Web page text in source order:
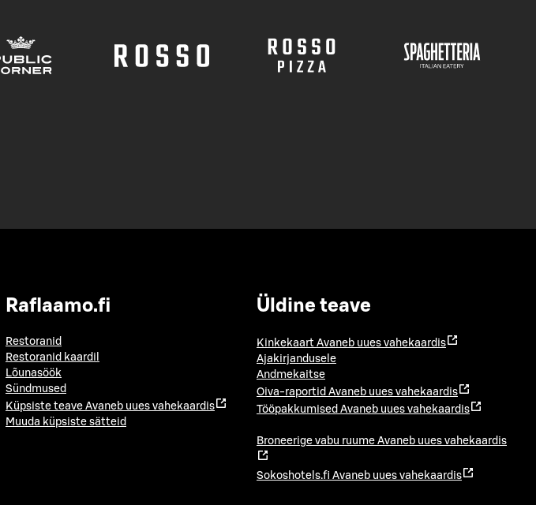
Raflaamo.fi
Restoranid
Restoranid kaardil
Lõunasöök
Sündmused
Küpsiste teave Avaneb uues vahekaardis
Muuda küpsiste sätteid
Üldine teave
Kinkekaart Avaneb uues vahekaardis
Ajakirjandusele
Andmekaitse
Oiva-raportid Avaneb uues vahekaardis
Tööpakkumised Avaneb uues vahekaardis
Broneerige vabu ruume Avaneb uues vahekaardis
Sokoshotels.fi Avaneb uues vahekaardis